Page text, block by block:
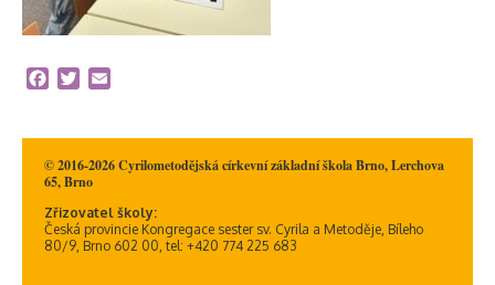
Facebook
Twitter
© 2016-2026 Cyrilometodějská církevní základní škola Brno, Lerchova
65, Brno
Zřizovatel školy:
Česká provincie Kongregace sester sv. Cyrila a Metoděje, Bíleho
80/9, Brno 602 00, tel: +420 774 225 683